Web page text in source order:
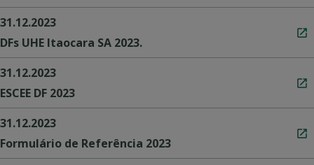
31.12.2023
DFs UHE Itaocara SA 2023.
31.12.2023
ESCEE DF 2023
31.12.2023
Formulário de Referência 2023